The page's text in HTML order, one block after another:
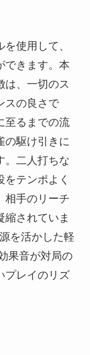
使用して、
できます。本
は、一切のス
スの良さで
至るまでの流
の駆け引きに
。二人打ちな
テンポよく
相手のリーチ
縮されていま
を活かした軽
果音が対局の
プレイのリズ